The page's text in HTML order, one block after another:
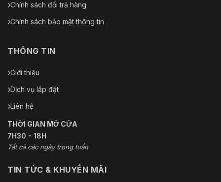
Chính sách đổi trả hàng
Chính sách bảo mật thông tin
THÔNG TIN
Giới thiệu
Dịch vụ lắp đặt
Liên hệ
THỜI GIAN MỞ CỬA
7H30 - 18H
Tất cả các ngày trong tuần
TIN TỨC & KHUYẾN MÃI